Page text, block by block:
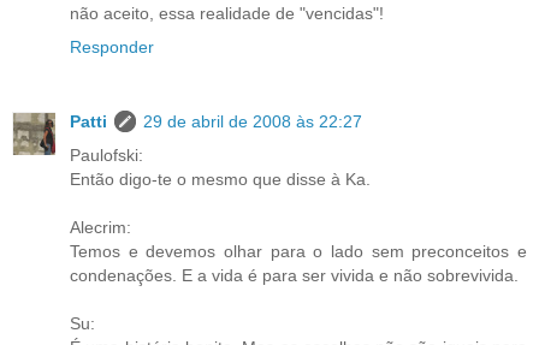
não aceito, essa realidade de "vencidas"!
Responder
Patti
29 de abril de 2008 às 22:27
Paulofski:
Então digo-te o mesmo que disse à Ka.
Alecrim:
Temos e devemos olhar para o lado sem preconceitos e
condenações. E a vida é para ser vivida e não sobrevivida.
Su: